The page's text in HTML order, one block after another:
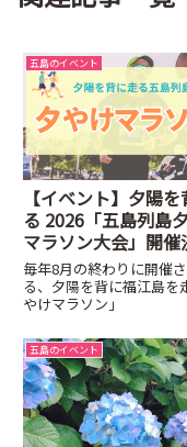
五島のイベント
【イベント】夕陽
る 2026「五島列島
マラソン大会」開催
毎年8月の終わりに開催
る、夕陽を背に福江島を
やけマラソン」
五島のイベント